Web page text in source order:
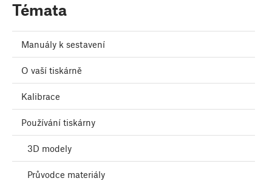
Témata
Manuály k sestavení
O vaší tiskárně
Kalibrace
Používání tiskárny
3D modely
Průvodce materiály